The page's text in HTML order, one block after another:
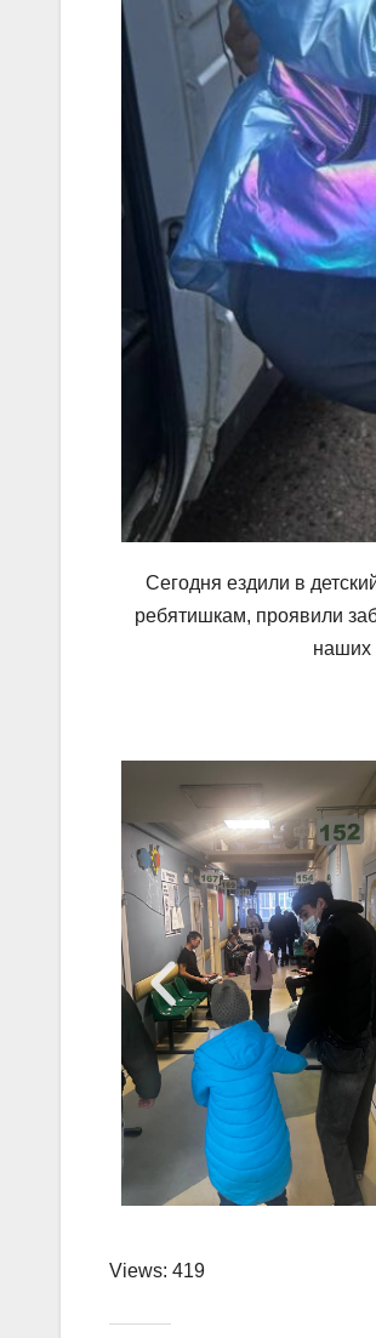
Сегодня ездили в
ребятишкам, проявили
наших
Views: 419